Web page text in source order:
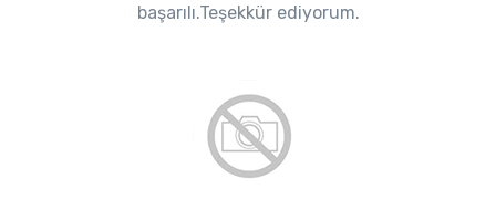
başarılı.Teşekkür ediyorum.